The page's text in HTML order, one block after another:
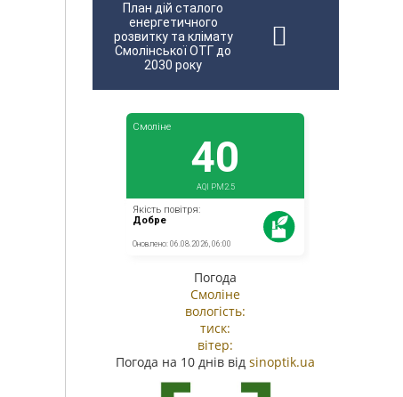
План дій сталого
енергетичного
розвитку та клімату
Смолінської ОТГ до
2030 року
Погода
Смоліне
вологість:
тиск:
вітер:
Погода на 10 днів відsinoptik.ua